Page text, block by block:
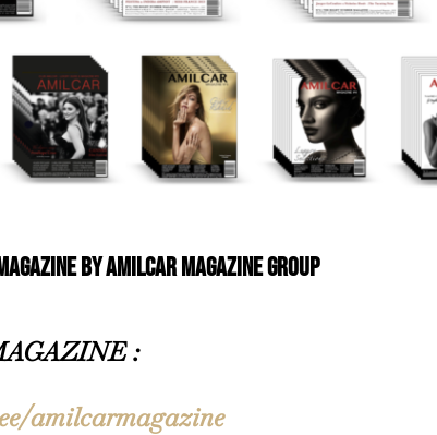
by AMILCAR MAGAZINE GROUP
:
amilcarmagazine